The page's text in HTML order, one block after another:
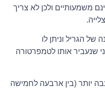
משמעותיים ולכן לא צריך
של הגריל וניתן לו
שנעביר אותו לטמפרטורה
יותר (בין ארבעה לחמישה